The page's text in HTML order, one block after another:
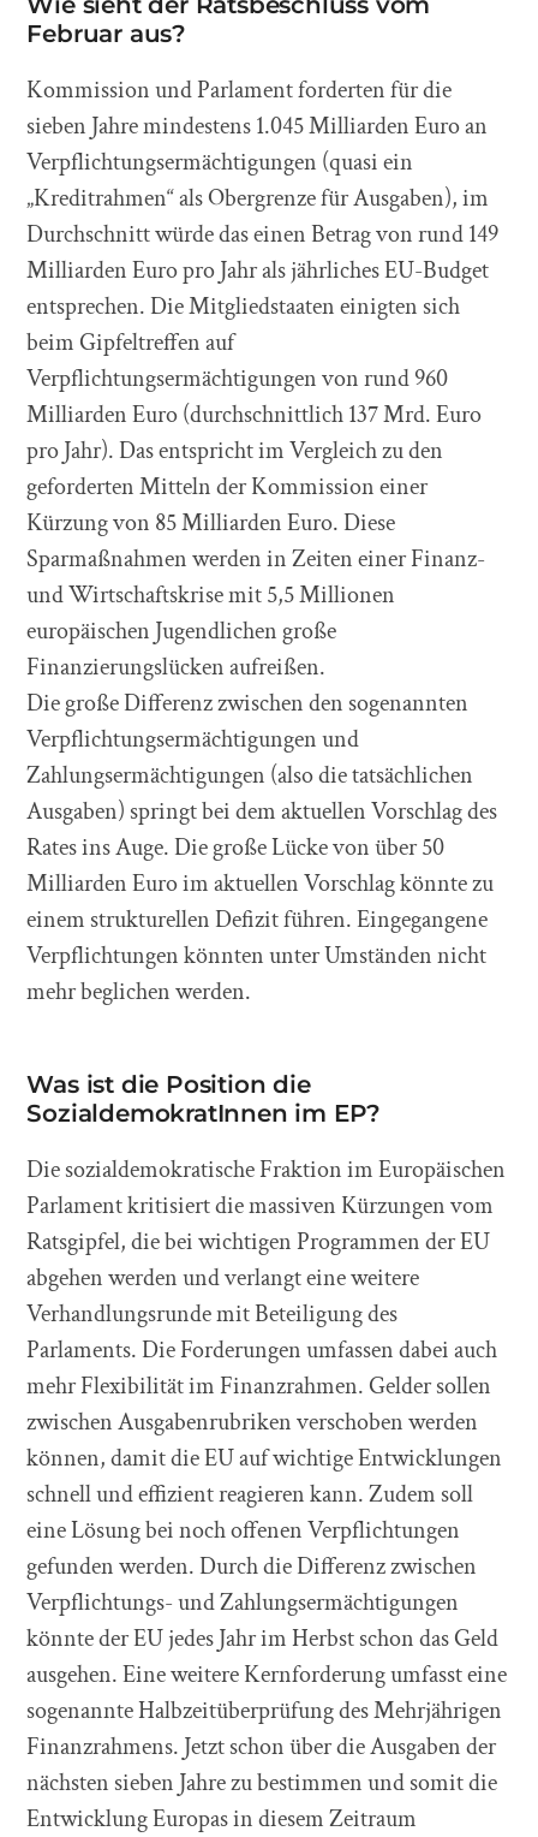
Februar aus?
Kommission und Parlament forderten für die
sieben Jahre mindestens 1.045 Milliarden Euro an
Verpflichtungsermächtigungen (quasi ein
„Kreditrahmen“ als Obergrenze für Ausgaben), im
Durchschnitt würde das einen Betrag von rund 149
Milliarden Euro pro Jahr als jährliches EU-Budget
entsprechen. Die Mitgliedstaaten einigten sich
beim Gipfeltreffen auf
Verpflichtungsermächtigungen von rund 960
Milliarden Euro (durchschnittlich 137 Mrd. Euro
pro Jahr). Das entspricht im Vergleich zu den
geforderten Mitteln der Kommission einer
Kürzung von 85 Milliarden Euro. Diese
Sparmaßnahmen werden in Zeiten einer Finanz-
und Wirtschaftskrise mit 5,5 Millionen
europäischen Jugendlichen große
Finanzierungslücken aufreißen.
Die große Differenz zwischen den sogenannten
Verpflichtungsermächtigungen und
Zahlungsermächtigungen (also die tatsächlichen
Ausgaben) springt bei dem aktuellen Vorschlag des
Rates ins Auge. Die große Lücke von über 50
Milliarden Euro im aktuellen Vorschlag könnte zu
einem strukturellen Defizit führen. Eingegangene
Verpflichtungen könnten unter Umständen nicht
mehr beglichen werden.
Was ist die Position die
SozialdemokratInnen im EP?
Die sozialdemokratische Fraktion im Europäischen
Parlament kritisiert die massiven Kürzungen vom
Ratsgipfel, die bei wichtigen Programmen der EU
abgehen werden und verlangt eine weitere
Verhandlungsrunde mit Beteiligung des
Parlaments. Die Forderungen umfassen dabei auch
mehr Flexibilität im Finanzrahmen. Gelder sollen
zwischen Ausgabenrubriken verschoben werden
können, damit die EU auf wichtige Entwicklungen
schnell und effizient reagieren kann. Zudem soll
eine Lösung bei noch offenen Verpflichtungen
gefunden werden. Durch die Differenz zwischen
Verpflichtungs- und Zahlungsermächtigungen
könnte der EU jedes Jahr im Herbst schon das Geld
ausgehen. Eine weitere Kernforderung umfasst eine
sogenannte Halbzeitüberprüfung des Mehrjährigen
Finanzrahmens. Jetzt schon über die Ausgaben der
nächsten sieben Jahre zu bestimmen und somit die
Entwicklung Europas in diesem Zeitraum